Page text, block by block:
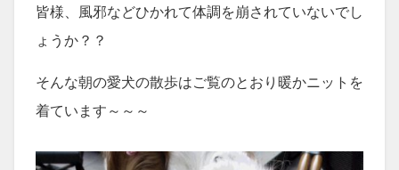
皆様、風邪などひかれて体調を崩されていないでし
ょうか？？
そんな朝の愛犬の散歩はご覧のとおり暖かニットを
着ています～～～